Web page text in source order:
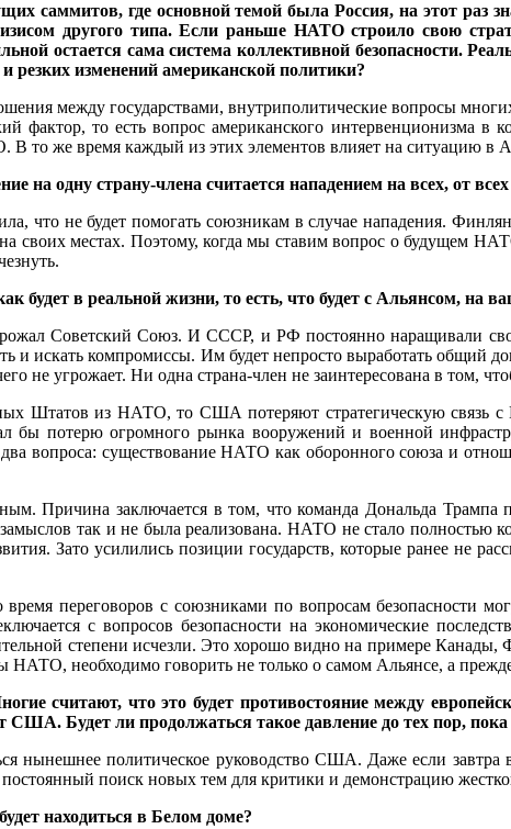
где основной темой была Россия, на этот раз
другого типа. Если раньше НАТО строило свою
остается сама система коллективной безопасности.
резких изменений американской политики?
между государствами, внутриполитические вопросы
фактор, то есть вопрос американского интервенционизма в
то же время каждый из этих элементов влияет на ситуацию в
одну страну-члена считается нападением на всех, от
что не будет помогать союзникам в случае нападения.
своих местах. Поэтому, когда мы ставим вопрос о будущем
будет в реальной жизни, то есть, что будет с Альянсом, на
Советский Союз. И СССР, и РФ постоянно наращивали
и искать компромиссы. Им будет непросто выработать общий
не угрожает. Ни одна страна-член не заинтересована в том,
Штатов из НАТО, то США потеряют стратегическую связь с
потерю огромного рынка вооружений и военной
вопроса: существование НАТО как оборонного союза и
Причина заключается в том, что команда Дональда Трампа
так и не была реализована. НАТО не стало полностью
Зато усилились позиции государств, которые ранее не
переговоров с союзниками по вопросам безопасности
с вопросов безопасности на экономические
степени исчезли. Это хорошо видно на примере
необходимо говорить не только о самом Альянсе, а
считают, что это будет противостояние между
Будет ли продолжаться такое давление до тех пор, пока
нынешнее политическое руководство США. Даже если
поиск новых тем для критики и демонстрацию
находиться в Белом доме?